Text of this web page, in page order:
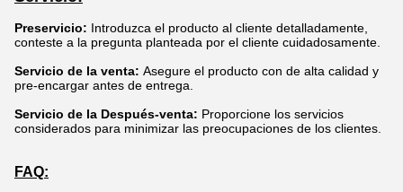
Preservicio: Introduzca el producto al cliente detalladamente,
conteste a la pregunta planteada por el cliente cuidadosamente.
Servicio de la venta: Asegure el producto con de alta calidad y
pre-encargar antes de entrega.
Servicio de la Después-venta: Proporcione los servicios
considerados para minimizar las preocupaciones de los clientes.
FAQ: